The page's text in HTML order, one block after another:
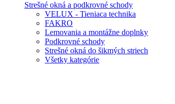
Strešné okná a podkrovné schody
VELUX - Tieniaca technika
FAKRO
Lemovania a montážne doplnky
Podkrovné schody
Strešné okná do šikmých striech
Všetky kategórie